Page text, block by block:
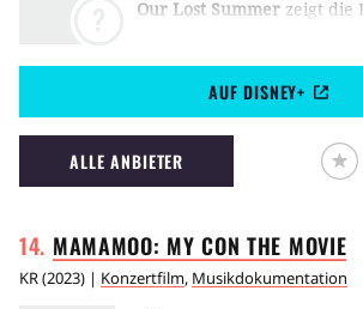
Our Lost Summer zeigt die
Dabei reisen sie von Seoul
York City, Atlanta, Dallas,
Francisco und Los Angeles
schließlich auch auf dem
Musikfestival auf. (ES)
AUF DISNEY+
ALLE ANBIETER
MAMAMOO: MY CON THE MOVIE
KR(2023) | Konzertfilm, Musikdokumentation